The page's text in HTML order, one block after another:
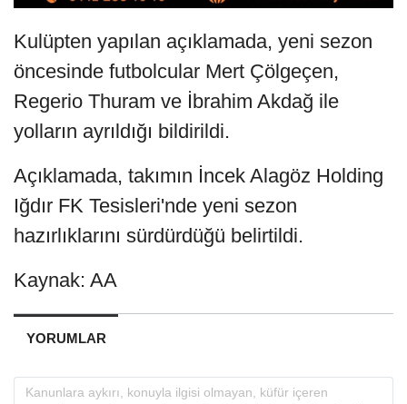
Kulüpten yapılan açıklamada, yeni sezon
öncesinde futbolcular Mert Çölgeçen,
Regerio Thuram ve İbrahim Akdağ ile
yolların ayrıldığı bildirildi.
Açıklamada, takımın İncek Alagöz Holding
Iğdır FK Tesisleri'nde yeni sezon
hazırlıklarını sürdürdüğü belirtildi.
Kaynak: AA
YORUMLAR